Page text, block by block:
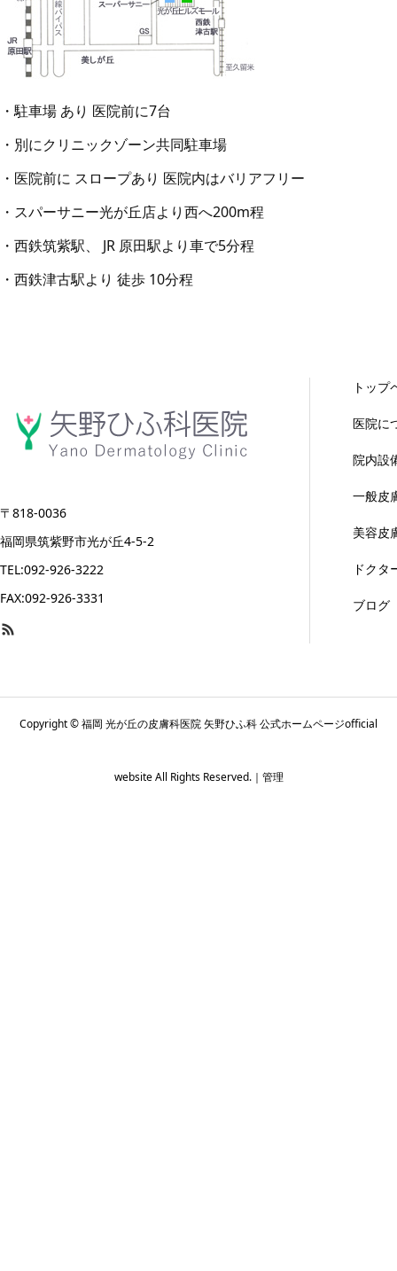
・駐車場 あり 医院前に7台
・別にクリニックゾーン共同駐車場
・医院前に スロープあり 医院内はバリアフリー
・スパーサニー光が丘店より西へ200m程
・西鉄筑紫駅、 JR 原田駅より車で5分程
・西鉄津古駅より 徒歩 10分程
〒818-0036
福岡県筑紫野市光が丘4-5-2
TEL:092-926-3222
FAX:092-926-3331
トップ
医院に
院内設
一般皮
美容皮
ドクタ
ブログ
Copyright © 福岡 光が丘の皮膚科医院 矢野ひふ科 公式ホームページofficial
website All Rights Reserved.｜ 管理